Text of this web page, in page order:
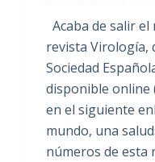
Acaba de salir
revista Virología,
Sociedad
disponible online
en el siguiente
mundo, una
números de esta